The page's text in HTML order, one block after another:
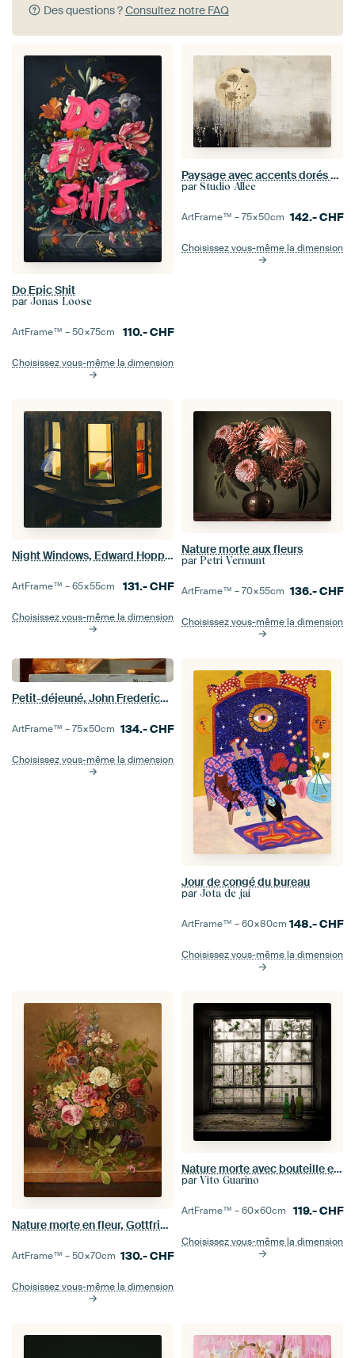
Des questions ?Consultez notre FAQ
Do Epic Shit
par Jonas Loose
ArtFrame™ –50×75cm 110.-CHF
Choisissez vous-même la dimension
Paysage avec accents dorés en style collage
par Studio Allee
ArtFrame™ –75×50cm 142.-CHF
Choisissez vous-même la dimension
Night Windows, Edward Hopper
ArtFrame™ –65×55cm 131.-CHF
Choisissez vous-même la dimension
Nature morte aux fleurs
par Petri Vermunt
ArtFrame™ –70×55cm 136.-CHF
Choisissez vous-même la dimension
Petit-déjeuné, John Frederick Peto
ArtFrame™ –75×50cm 134.-CHF
Choisissez vous-même la dimension
Jour de congé du bureau
par Jota de jai
ArtFrame™ –60×80cm 148.-CHF
Choisissez vous-même la dimension
Nature morte en fleur, Gottfried Wilhelm Voelcker
ArtFrame™ –50×70cm 130.-CHF
Choisissez vous-même la dimension
Nature morte avec bouteille en verre
par Vito Guarino
ArtFrame™ –60×60cm 119.-CHF
Choisissez vous-même la dimension